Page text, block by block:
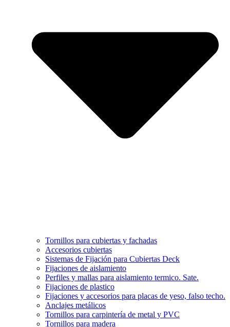
Tornillos para cubiertas y fachadas
Accesorios cubiertas
Sistemas de Fijación para Cubiertas Deck
Fijaciones de aislamiento
Perfiles y mallas para aislamiento termico. Sate.
Fijaciones de plastico
Fijaciones y accesorios para placas de yeso, falso techo.
Anclajes metálicos
Tornillos para carpintería de metal y PVC
Tornillos para madera